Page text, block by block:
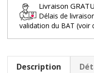
Livraison
Délais de
validation du BAT (voir
Description